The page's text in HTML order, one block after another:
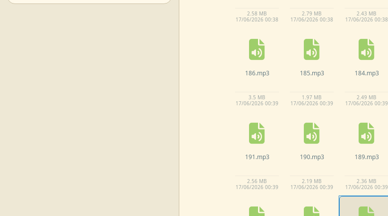
2.43 MB
17/06/2026 00:38
2.79 MB
17/06/2026 00:38
2.58 MB
17/06/2026 00:38
184.mp3
2.49 MB
17/06/2026 00:39
185.mp3
1.97 MB
17/06/2026 00:39
186.mp3
3.5 MB
17/06/2026 00:39
189.mp3
2.36 MB
17/06/2026 00:39
190.mp3
2.19 MB
17/06/2026 00:39
191.mp3
2.56 MB
17/06/2026 00:39